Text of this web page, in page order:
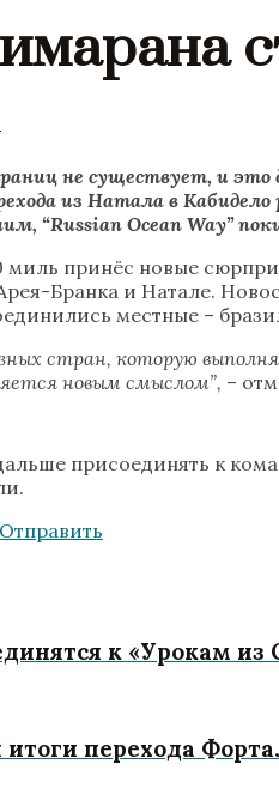
не существует, и это
из Натала в
“Russian Ocean Way”
принёс новые
Бранка и Натале.
местные –
стран, которую
новым смыслом”, –
присоединять к
Отправить
к «Урокам из
перехода